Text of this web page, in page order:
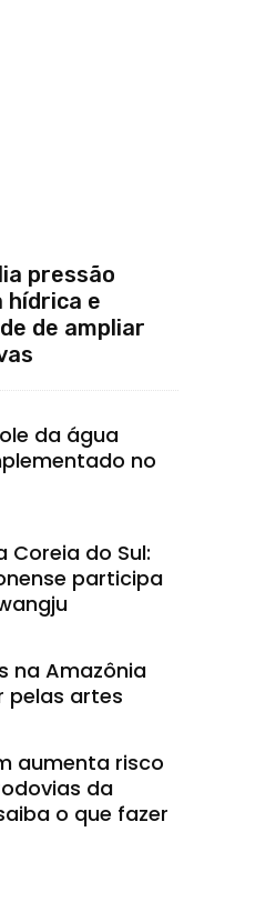
pressão
hídrica e
de ampliar
da água
no
Coreia do Sul:
participa
na Amazônia
pelas artes
aumenta risco
da
o que fazer